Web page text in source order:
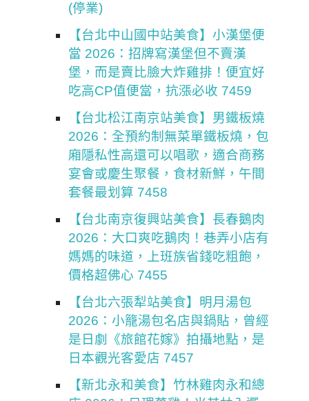
(停業)
【台北中山國中站美食】小漢堡便
當 2026：招牌寫漢堡但不賣漢
堡，而是賣比臉大炸雞排！便宜好
吃高CP值便當，抗漲必收 7459
【台北松江南京站美食】男鐵板燒
2026：全預約制無菜單鐵板燒，包
廂隱私性高還可以唱歌，適合商務
宴會或慶生聚餐，食材新鮮，午間
套餐最划算 7458
【台北南京復興站美食】長春鵝肉
2026：大口爽吃鵝肉！巷弄小店有
媽媽的味道，上班族省錢吃粗飽，
價格超佛心 7455
【台北六張犁站美食】明月湯包
2026：小籠湯包名店與鍋貼，曾經
是日劇《旅館花嫁》拍攝地點，是
日本觀光客愛店 7457
【新北永和美食】竹林雞肉永和總